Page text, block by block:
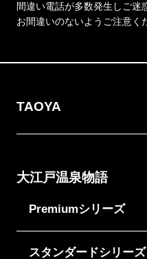
間違い電話が多数発生しご迷
お間違いのないようご注意く
TAOYA
大江戸温泉物語
Premiumシリーズ
スタンダードシリーズ